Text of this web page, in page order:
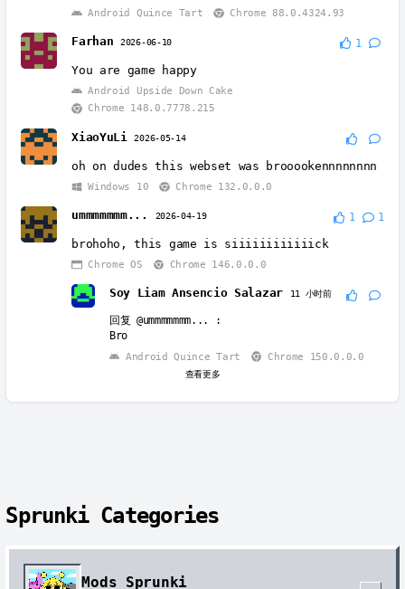
Android Quince Tart Chrome 88.0.4324.93
Farhan 2026-06-10 1
You are game happy
Android Upside Down Cake
Chrome 148.0.7778.215
XiaoYuLi 2026-05-14
oh on dudes this webset was brooookennnnnnnn
Windows 10 Chrome 132.0.0.0
ummmmmmm... 2026-04-19 1 1
brohoho, this game is siiiiiiiiiiiick
Chrome OS Chrome 146.0.0.0
Soy Liam Ansencio Salazar 11 小时前
回复@ummmmmmm...
:
Bro
Android Quince Tart
Chrome 150.0.0.0
查看更多
Sprunki Categories
Mods Sprunki